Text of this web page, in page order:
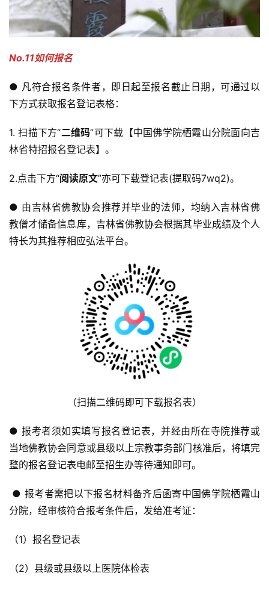
高
僧
谈
心
乐
提
题
公
益
慈
视
频
纪
录
佛
艺
注册
No.11如何报名
● 凡符合报名条件者，即日起至报名截止日期，可通过以
下方式获取报名登记表格：
1. 扫描下方“二维码”可下载【中国佛学院栖霞山分院面向吉
林省特招报名登记表】。
2.点击下方“阅读原文”亦可下载登记表(提取码7wq2)。
● 由吉林省佛教协会推荐并毕业的法师，均纳入吉林省佛
教僧才储备信息库，吉林省佛教协会根据其毕业成绩及个人
特长为其推荐相应弘法平台。
（扫描二维码即可下载报名表）
● 报考者须如实填写报名登记表，并经由所在寺院推荐或
当地佛教协会同意或县级以上宗教事务部门核准后，将填完
整的报名登记表电邮至招生办等待通知即可。
● 报考者需把以下报名材料备齐后函寄中国佛学院栖霞山
分院，经审核符合报考条件后，发给准考证：
（1）报名登记表
（2）县级或县级以上医院体检表